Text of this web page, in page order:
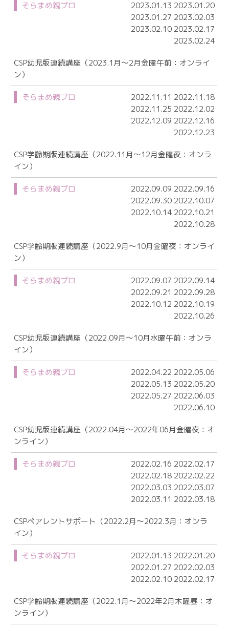
2023.01.13 2023.01.20
2023.01.27 2023.02.03
2023.02.10 2023.02.17
2023.02.24
そらまめ親プロ
CSP幼児版連続講座（2023.1月～2月金曜午前：オンライ
ン）
2022.11.11 2022.11.18
2022.11.25 2022.12.02
2022.12.09 2022.12.16
2022.12.23
そらまめ親プロ
CSP学齢期版連続講座（2022.11月～12月金曜夜：オンラ
イン）
2022.09.09 2022.09.16
2022.09.30 2022.10.07
2022.10.14 2022.10.21
2022.10.28
そらまめ親プロ
CSP学齢期版連続講座（2022.9月～10月金曜夜：オンライ
ン）
2022.09.07 2022.09.14
2022.09.21 2022.09.28
2022.10.12 2022.10.19
2022.10.26
そらまめ親プロ
CSP幼児版連続講座（2022.09月～10月水曜午前：オンラ
イン）
2022.04.22 2022.05.06
2022.05.13 2022.05.20
2022.05.27 2022.06.03
2022.06.10
そらまめ親プロ
CSP幼児版連続講座（2022.04月～2022年06月金曜夜：オ
ンライン）
2022.02.16 2022.02.17
2022.02.18 2022.02.22
2022.03.03 2022.03.07
2022.03.11 2022.03.18
そらまめ親プロ
CSPペアレントサポート（2022.2月～2022.3月：オンラ
イン）
2022.01.13 2022.01.20
2022.01.27 2022.02.03
2022.02.10 2022.02.17
そらまめ親プロ
CSP学齢期版連続講座（2022.1月～2022年2月木曜昼：オ
ンライン）